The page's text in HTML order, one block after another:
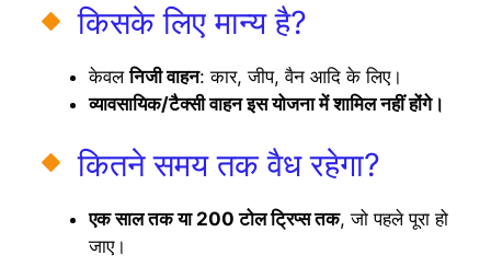
किसके लिए मान्य है?
केवलनिजी वाहन: कार, जीप, वैन आदि के लिए।
व्यावसायिक/टैक्सी वाहन इस योजना में शामिल नहीं होंगे।
कितने समय तक वैध रहेगा?
एक साल तक या 200 टोल ट्रिप्स तक, जो पहले पूरा हो
जाए।